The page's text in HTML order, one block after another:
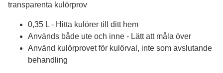
transparenta kulörprov
0,35 L - Hitta kulörer till ditt hem
Används både ute och inne - Lätt att måla över
Använd kulörprovet för kulörval, inte som avslutande
behandling